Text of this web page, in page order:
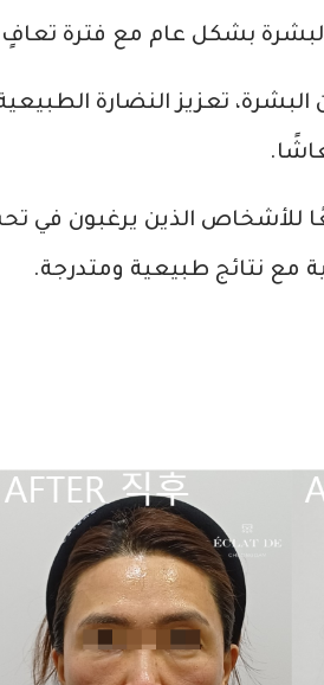
البشرة بشكل عام مع فترة
تعزيز النضارة
للأشخاص الذين يرغبون في
مع نتائج طبيعية ومتدرجة.